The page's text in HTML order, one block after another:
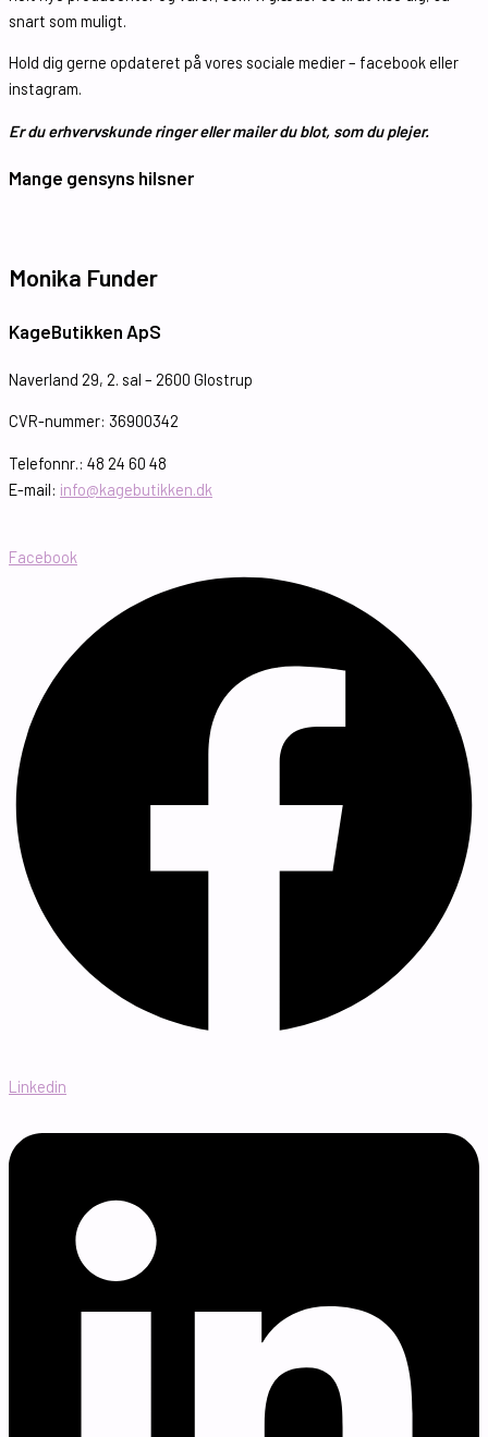
snart som muligt.
Hold dig gerne opdateret på vores sociale medier – facebook eller
instagram.
Er du erhvervskunde ringer eller mailer du blot, som du plejer.
Mange gensyns hilsner
Monika Funder
KageButikken ApS
Naverland 29, 2. sal – 2600 Glostrup
CVR-nummer: 36900342
Telefonnr.: 48 24 60 48
E-mail: info@kagebutikken.dk
Facebook
Linkedin